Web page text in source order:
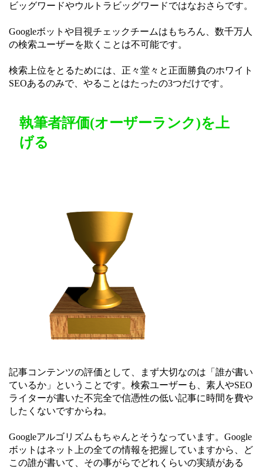
ビッグワードやウルトラビッグワードではなおさらです。
Googleボットや目視チェックチームはもちろん、数千万人
の検索ユーザーを欺くことは不可能です。
検索上位をとるためには、正々堂々と正面勝負のホワイト
SEOあるのみで、やることはたったの3つだけです。
執筆者評価(オーザーランク)を上
げる
記事コンテンツの評価として、まず大切なのは「誰が書い
ているか」ということです。検索ユーザーも、素人やSEO
ライターが書いた不完全で信憑性の低い記事に時間を費や
したくないですからね。
Googleアルゴリズムもちゃんとそうなっています。Google
ボットはネット上の全ての情報を把握していますから、ど
この誰が書いて、その事がらでどれくらいの実績がある